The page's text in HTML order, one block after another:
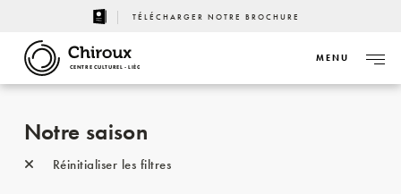
TÉLÉCHARGER NOTRE BROCHURE
CENTRE CULTUREL - LIÈGE
MENU
Notre saison
Réinitialiser les filtres